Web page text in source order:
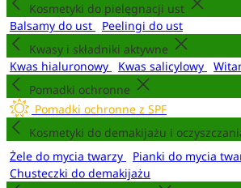
Kosmetyki do pielęgnacji ust
Balsamy do ust
Peelingi do ust
Kwasy i składniki aktywne
Kwas hialuronowy
Kwas salicylowy
Pomadki ochronne
Pomadki ochronne z SPF
Kosmetyki do demakijażu i
Żele do mycia twarzy
Pianki do mycia
Chusteczki do demakijażu